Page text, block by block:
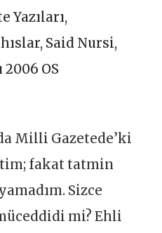
Yazıları,
, Said Nursi,
2006 OS
Milli Gazetede’ki
fakat tatmin
Sizce
mi? Ehli